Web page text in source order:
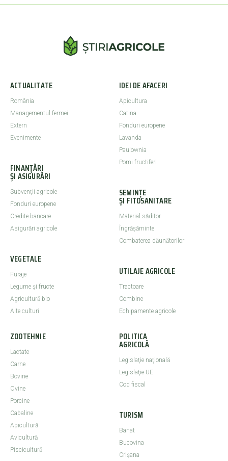
ACTUALITATE
România
Managementul fermei
Extern
Evenimente
FINANȚĂRI
ȘI ASIGURĂRI
Subvenții agricole
Fonduri europene
Credite bancare
Asigurări agricole
VEGETALE
Furaje
Legume şi fructe
Agricultură bio
Alte culturi
IDEI DE AFACERI
Apicultura
Catina
Fonduri europene
Lavanda
Paulownia
Pomi fructiferi
SEMINȚE
ȘI FITOSANITARE
Material săditor
Îngrășăminte
Combaterea dăunătorilor
UTILAJE AGRICOLE
Tractoare
Combine
Echipamente agricole
ZOOTEHNIE
Lactate
Carne
Bovine
Ovine
Porcine
Cabaline
Apicultură
Avicultură
Piscicultură
POLITICA
AGRICOLĂ
Legislaţie naţională
Legislaţie UE
Cod fiscal
TURISM
Banat
Bucovina
Crişana